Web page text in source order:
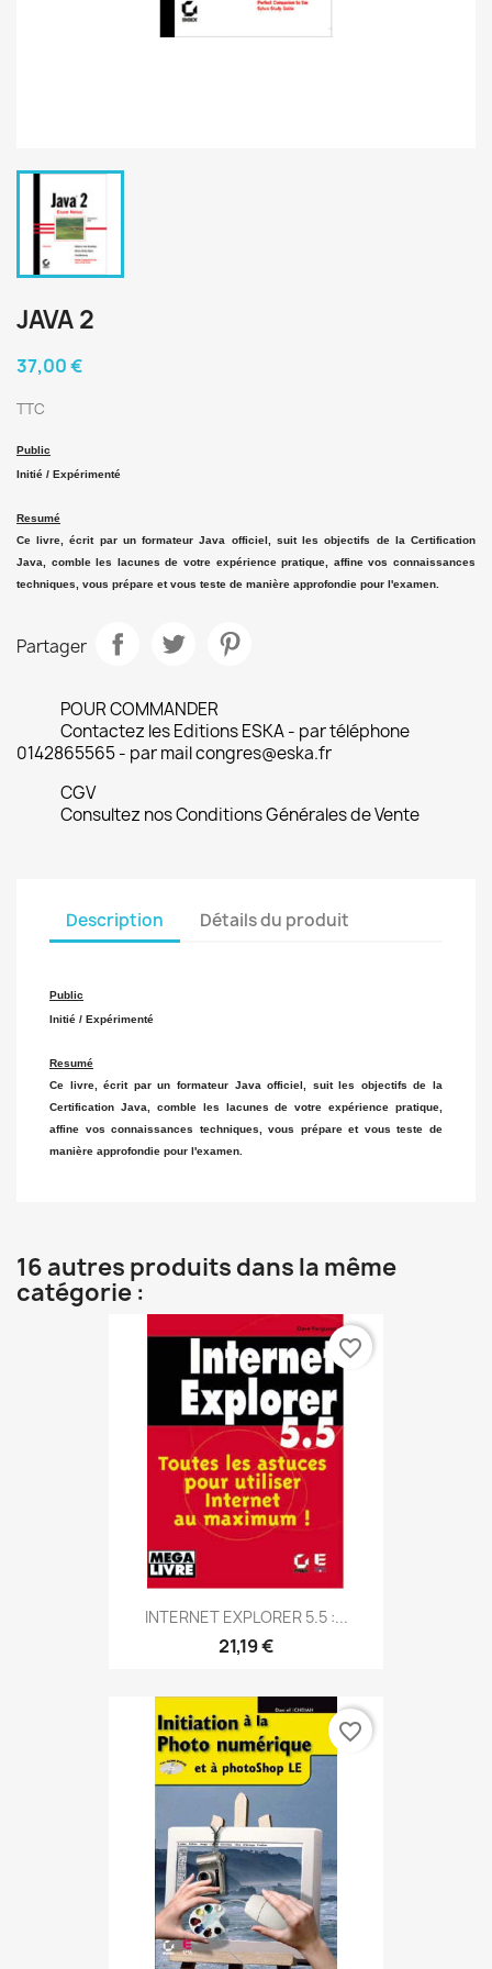
JAVA 2
37,00 €
TTC
Public
Initié / Expérimenté
Resumé
Ce livre, écrit par un formateur Java officiel, suit les objectifs de la Certification
Java, comble les lacunes de votre expérience pratique, affine vos connaissances
techniques, vous prépare et vous teste de manière approfondie pour l'examen.
Partager
POUR COMMANDER
Contactez les Editions ESKA - par téléphone
0142865565 - par mail congres@eska.fr
CGV
Consultez nos Conditions Générales de Vente
Description Détails du produit
Public
Initié / Expérimenté
Resumé
Ce livre, écrit par un formateur Java officiel, suit les objectifs de la
Certification Java, comble les lacunes de votre expérience pratique,
affine vos connaissances techniques, vous prépare et vous teste de
manière approfondie pour l'examen.
16 autres produits dans la même
catégorie :
INTERNET EXPLORER 5.5 :...
21,19 €
favorite_border
favorite_border